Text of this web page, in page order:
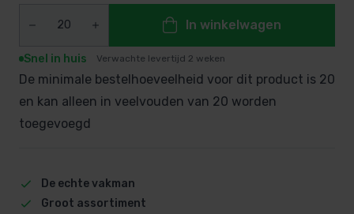
In winkelwagen
Snel in huis Verwachte levertijd 2 weken
De minimale bestelhoeveelheid voor dit product is 20
en kan alleen in veelvouden van 20 worden
toegevoegd
De echte vakman
Groot assortiment